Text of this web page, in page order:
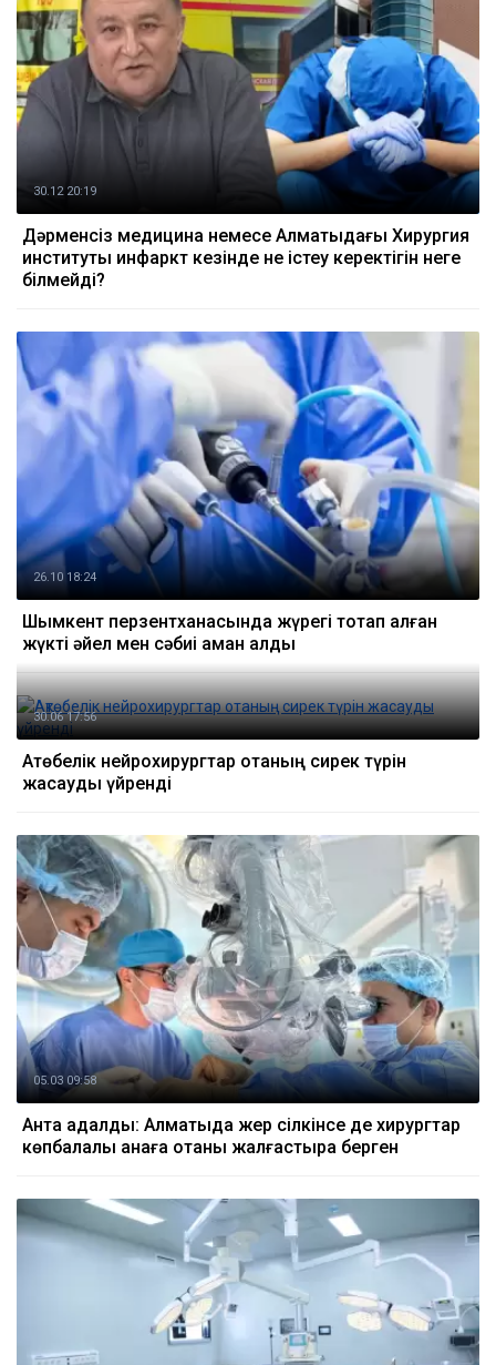
30.12 20:19
Дәрменсіз медицина немесе Алматыдағы Хирургия
институты инфаркт кезінде не істеу керектігін неге
білмейді?
26.10 18:24
Шымкент перзентханасында жүрегі тоқтап қалған
жүкті әйел мен сәбиі аман қалды
30.06 17:56
Ақтөбелік нейрохирургтар отаның сирек түрін
жасауды үйренді
05.03 09:58
Антқа адалдық: Алматыда жер сілкінсе де хирургтар
көпбалалы анаға отаны жалғастыра берген